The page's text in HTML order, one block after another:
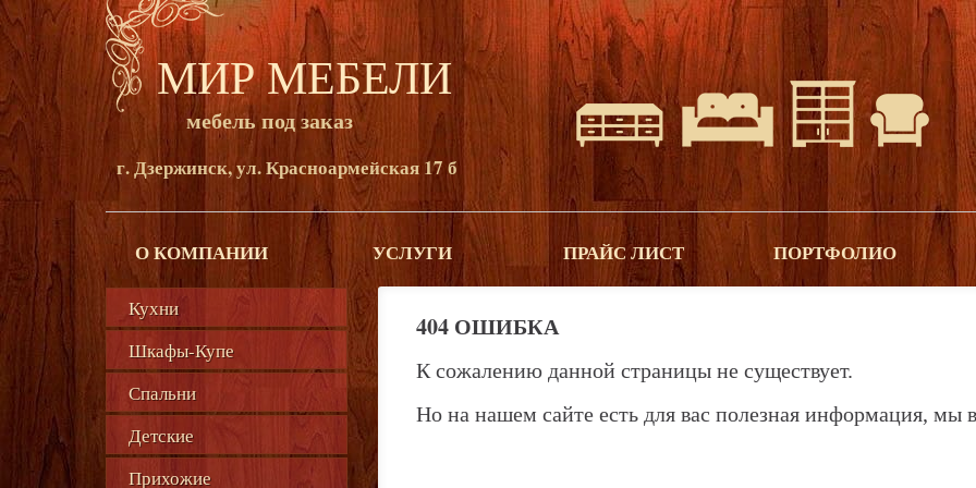
МИР МЕБЕЛИ
мебель под заказ
г. Дзержинск, ул. Красноармейская 17 б
О КОМПАНИИ УСЛУГИ ПРАЙС ЛИСТ ПОРТФОЛИО
Кухни
Шкафы-Купе
Спальни
Детские
Прихожие
404 ОШИБКА
К сожалению данной страницы не существует.
Но на нашем сайте есть для вас полезная информация, мы